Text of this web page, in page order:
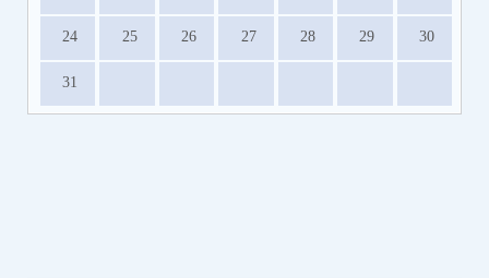
24 25 26 27 28 29 30
31